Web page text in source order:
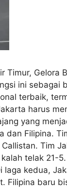
Timur, Gelora
ini sebagai
terbaik,
harus
yang
dan Filipina.
Tim
telak 21-
laga kedua,
Filipina baru